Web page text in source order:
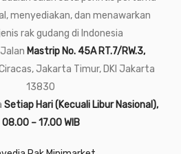
menyediakan, dan menawarkan
rak gudang di Indonesia
Mastrip No. 45A RT.7/RW.3,
Jakarta Timur, DKI Jakarta
13830
Setiap Hari (Kecuali Libur Nasional),
08.00 – 17.00 WIB